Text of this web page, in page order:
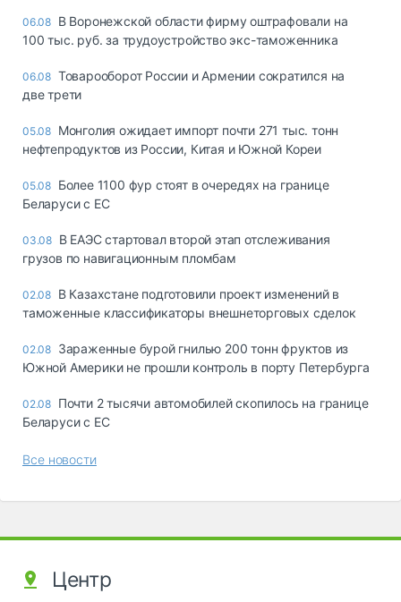
06.08 В Воронежской области фирму оштрафовали на
100 тыс. руб. за трудоустройство экс-таможенника
06.08 Товарооборот России и Армении сократился на
две трети
05.08 Монголия ожидает импорт почти 271 тыс. тонн
нефтепродуктов из России, Китая и Южной Кореи
05.08 Более 1100 фур стоят в очередях на границе
Беларуси с ЕС
03.08 В ЕАЭС стартовал второй этап отслеживания
грузов по навигационным пломбам
02.08 В Казахстане подготовили проект изменений в
таможенные классификаторы внешнеторговых сделок
02.08 Зараженные бурой гнилью 200 тонн фруктов из
Южной Америки не прошли контроль в порту Петербурга
02.08 Почти 2 тысячи автомобилей скопилось на границе
Беларуси с ЕС
Все новости
Центр